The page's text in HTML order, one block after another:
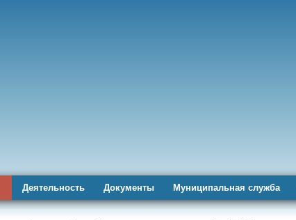
Деятельность Документы Муниципальная служба